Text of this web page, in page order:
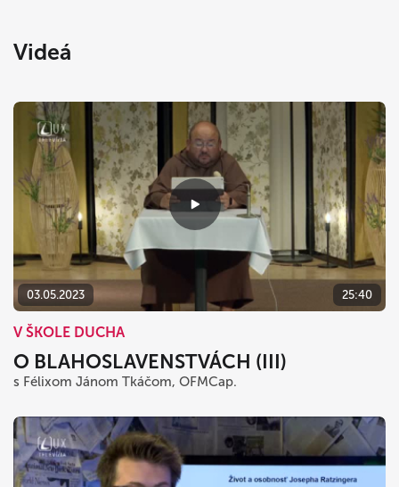
Videá
03.05.2023 25:40
V ŠKOLE DUCHA
O BLAHOSLAVENSTVÁCH (III)
s Félixom Jánom Tkáčom, OFMCap.